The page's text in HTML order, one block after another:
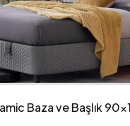
Baza ve Başlık